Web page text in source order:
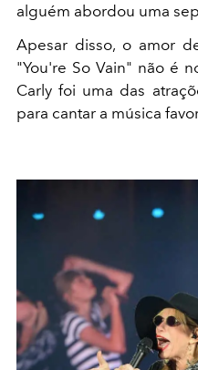
alguém abordou uma
Apesar disso, o amor
"You're So Vain" não é
Carly foi uma das
para cantar a música